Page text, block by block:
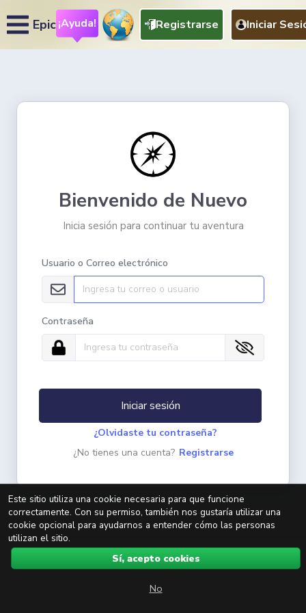
Epic¡Ayuda! Registrarse Iniciar
Bienvenido de Nuevo
Inicia sesión para continuar tu aventura
Usuario o Correo electrónico
Contraseña
Iniciar sesión
¿Olvidaste tu contraseña?
¿No tienes una cuenta? Registrarse
Este sitio utiliza una cookie necesaria para que funcione
correctamente. Con su permiso, también nos gustaría utilizar una
cookie opcional para ayudarnos a entender cómo las personas
utilizan el sitio.
Sí, acepto cookies
No